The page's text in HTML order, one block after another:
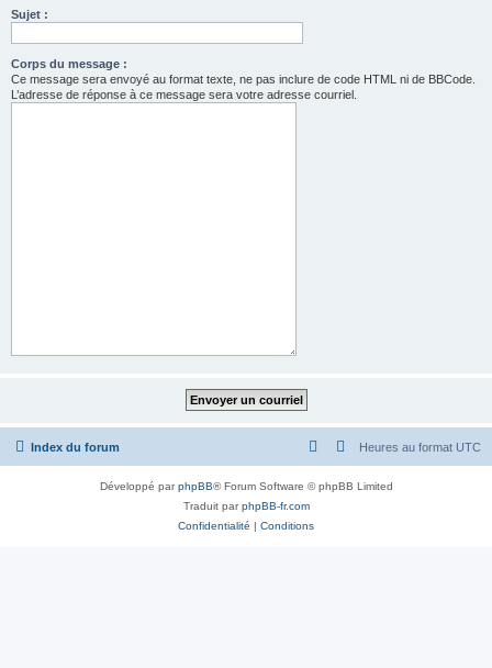
Sujet :
Corps du message :
Ce message sera envoyé au format texte, ne pas inclure de code HTML ni de BBCode.
L’adresse de réponse à ce message sera votre adresse courriel.
Index du forum Heures au format UTC
Développé parphpBB® Forum Software © phpBB Limited
Traduit parphpBB-fr.com
Confidentialité | Conditions